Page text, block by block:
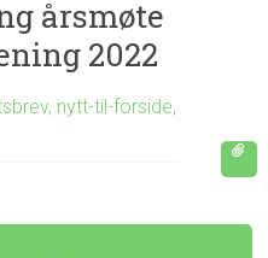
årsmøte
2022
, nytt-til-forside,